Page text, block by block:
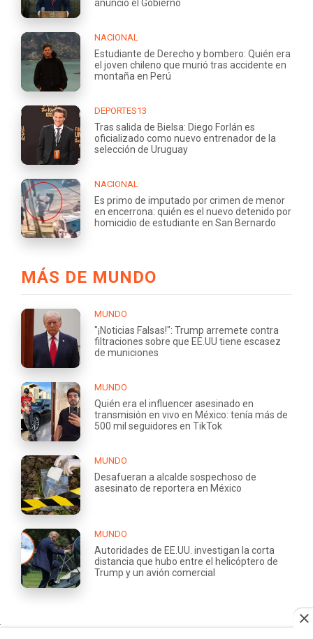
anunció el Gobierno
NACIONAL
Estudiante de Derecho y bombero: Quién era
el joven chileno que murió tras accidente en
montaña en Perú
DEPORTES13
Tras salida de Bielsa: Diego Forlán es
oficializado como nuevo entrenador de la
selección de Uruguay
NACIONAL
Es primo de imputado por crimen de menor
en encerrona: quién es el nuevo detenido por
homicidio de estudiante en San Bernardo
MÁS DE MUNDO
MUNDO
"¡Noticias Falsas!": Trump arremete contra
filtraciones sobre que EE.UU tiene escasez
de municiones
MUNDO
Quién era el influencer asesinado en
transmisión en vivo en México: tenía más de
500 mil seguidores en TikTok
MUNDO
Desafueran a alcalde sospechoso de
asesinato de reportera en México
MUNDO
Autoridades de EE.UU. investigan la corta
distancia que hubo entre el helicóptero de
Trump y un avión comercial